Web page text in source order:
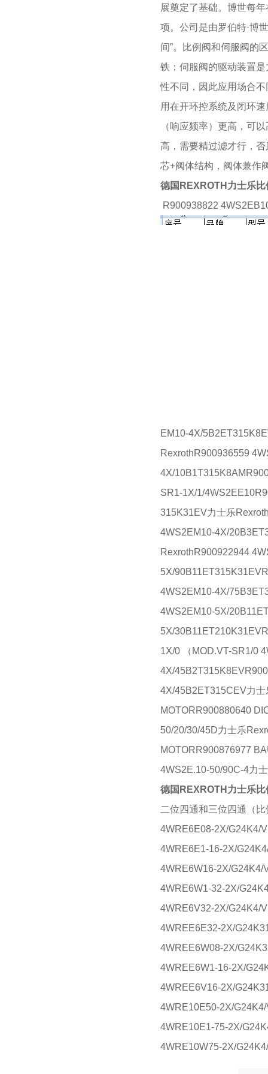
展奠定了基础。博世每
项。公司是由罗伯特·博
间”。比例阀和伺服阀的
铁；伺服阀的驱动装置
性不同，因此应用场合
用在开环控系统及闭环
（响应频率）更高，可
高，需要精过滤才行，
芯+阀体结构，阀体兼作
德国REXROTH力士乐
R900938822
EM10-4X/
RexrothR900936559
4X/
SR1-1X/1/
315K31EV力士乐
4WS2EM10-4X/
RexrothR900922944
5X/
4WS2EM10-4X/
4WS2EM10-5X/
5X/
1X/0 （MOD.VT-SR1/0
4X/
4X/45B2ET315CEV力
MOTORR900880640
50/20/30/45D力士乐
MOTORR900876977
4WS2E.10-50/90C-4力
德国REXROTH力士乐
二位四通和三位四通（
4WRE6E08-2X/G24K4/
4WRE6E1-16-2X/
4WRE6W16-2X/G24K4/
4WRE6W1-32-2X/
4WRE6V32-2X/G24K4/
4WREE6E32-2X/
4WREE6W08-2X/
4WREE6W1-16-2X/
4WREE6V16-2X/
4WRE10E50-2X/
4WRE10E1-75-2X/
4WRE10W75-2X/